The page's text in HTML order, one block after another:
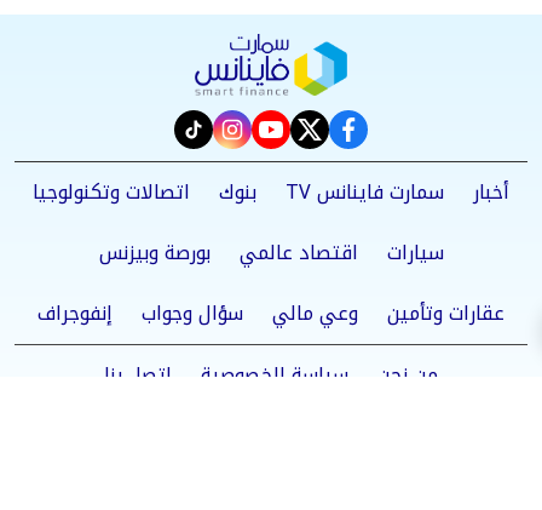
facebook
twitter
youtube
instagram
tiktok
أخبار
سمارت فاينانس TV بنوك
اتصالات وتكنولوجيا
سيارات
اقتصاد عالمي
بورصة وبيزنس
عقارات وتأمين
وعي مالي سؤال وجواب
إنفوجراف
من نحن
سياسة الخصوصية اتصل بنا